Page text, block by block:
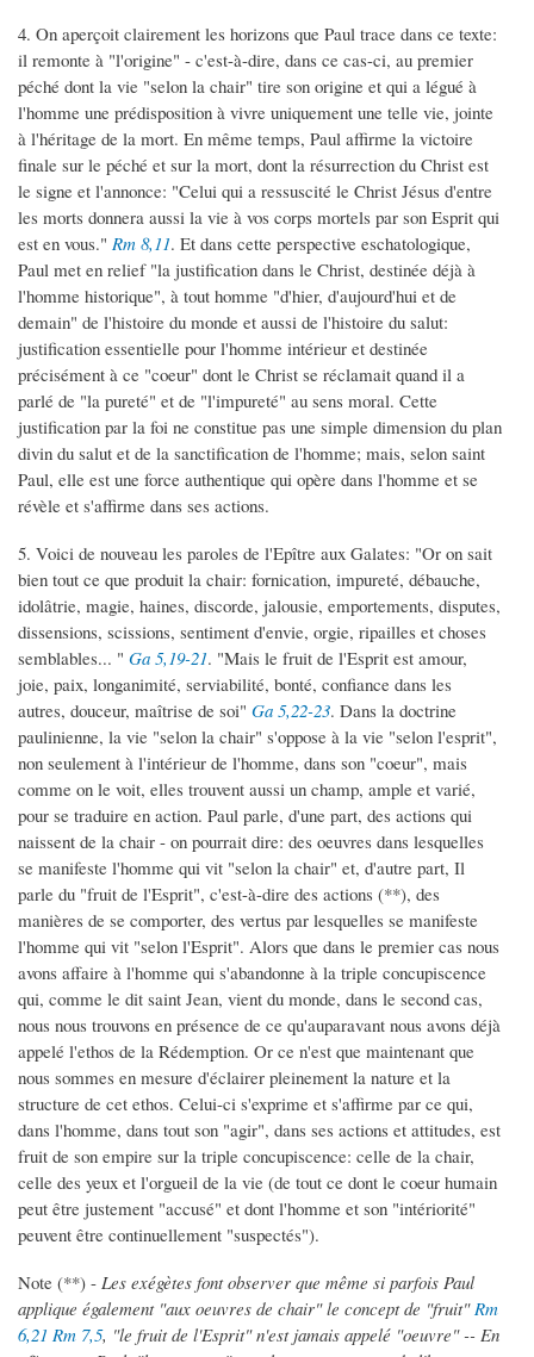
4. On aperçoit clairement les horizons que Paul trace dans ce texte:
il remonte à "l'origine" - c'est-à-dire, dans ce cas-ci, au premier
péché dont la vie "selon la chair" tire son origine et qui a légué à
l'homme une prédisposition à vivre uniquement une telle vie, jointe
à l'héritage de la mort. En même temps, Paul affirme la victoire
finale sur le péché et sur la mort, dont la résurrection du Christ est
le signe et l'annonce: "Celui qui a ressuscité le Christ Jésus d'entre
les morts donnera aussi la vie à vos corps mortels par son Esprit qui
est en vous." Rm 8,11. Et dans cette perspective eschatologique,
Paul met en relief "la justification dans le Christ, destinée déjà à
l'homme historique", à tout homme "d'hier, d'aujourd'hui et de
demain" de l'histoire du monde et aussi de l'histoire du salut:
justification essentielle pour l'homme intérieur et destinée
précisément à ce "coeur" dont le Christ se réclamait quand il a
parlé de "la pureté" et de "l'impureté" au sens moral. Cette
justification par la foi ne constitue pas une simple dimension du plan
divin du salut et de la sanctification de l'homme; mais, selon saint
Paul, elle est une force authentique qui opère dans l'homme et se
révèle et s'affirme dans ses actions.
5. Voici de nouveau les paroles de l'Epître aux Galates: "Or on sait
bien tout ce que produit la chair: fornication, impureté, débauche,
idolâtrie, magie, haines, discorde, jalousie, emportements, disputes,
dissensions, scissions, sentiment d'envie, orgie, ripailles et choses
semblables... " Ga 5,19-21. "Mais le fruit de l'Esprit est amour,
joie, paix, longanimité, serviabilité, bonté, confiance dans les
autres, douceur, maîtrise de soi" Ga 5,22-23. Dans la doctrine
paulinienne, la vie "selon la chair" s'oppose à la vie "selon l'esprit",
non seulement à l'intérieur de l'homme, dans son "coeur", mais
comme on le voit, elles trouvent aussi un champ, ample et varié,
pour se traduire en action. Paul parle, d'une part, des actions qui
naissent de la chair - on pourrait dire: des oeuvres dans lesquelles
se manifeste l'homme qui vit "selon la chair" et, d'autre part, Il
parle du "fruit de l'Esprit", c'est-à-dire des actions (**), des
manières de se comporter, des vertus par lesquelles se manifeste
l'homme qui vit "selon l'Esprit". Alors que dans le premier cas nous
avons affaire à l'homme qui s'abandonne à la triple concupiscence
qui, comme le dit saint Jean, vient du monde, dans le second cas,
nous nous trouvons en présence de ce qu'auparavant nous avons déjà
appelé l'ethos de la Rédemption. Or ce n'est que maintenant que
nous sommes en mesure d'éclairer pleinement la nature et la
structure de cet ethos. Celui-ci s'exprime et s'affirme par ce qui,
dans l'homme, dans tout son "agir", dans ses actions et attitudes, est
fruit de son empire sur la triple concupiscence: celle de la chair,
celle des yeux et l'orgueil de la vie (de tout ce dont le coeur humain
peut être justement "accusé" et dont l'homme et son "intériorité"
peuvent être continuellement "suspectés").
Note (**) - Les exégètes font observer que même si parfois Paul
applique également "aux oeuvres de chair" le concept de "fruit"Rm
6,21 Rm 7,5, "le fruit de l'Esprit" n'est jamais appelé "oeuvre" -- En